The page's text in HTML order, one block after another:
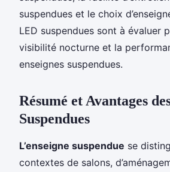
suspendues et le choix
LED suspendues sont à évaluer
visibilité nocturne et la
enseignes suspendues.
Résumé et Avantages
Suspendues
L’enseigne suspendue se
contextes de salons,